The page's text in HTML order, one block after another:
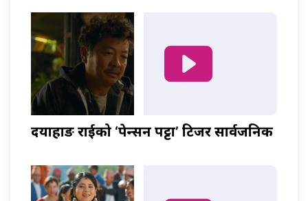
दयाहाङ राईको ‘पेन्सन पट्टा’ टिजर सार्वजनिक